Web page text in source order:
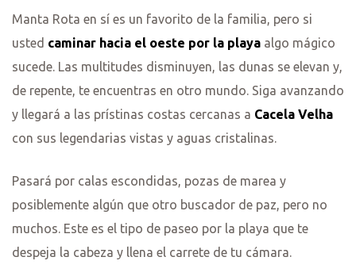
Manta Rota en sí es un favorito de la familia, pero si
usted caminar hacia el oeste por la playa algo mágico
sucede. Las multitudes disminuyen, las dunas se elevan y,
de repente, te encuentras en otro mundo. Siga avanzando
y llegará a las prístinas costas cercanas a Cacela Velha
con sus legendarias vistas y aguas cristalinas.
Pasará por calas escondidas, pozas de marea y
posiblemente algún que otro buscador de paz, pero no
muchos. Este es el tipo de paseo por la playa que te
despeja la cabeza y llena el carrete de tu cámara.